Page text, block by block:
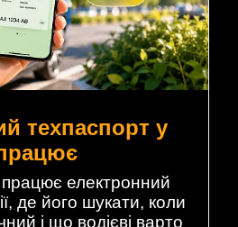
техпаспорт у
працює
електронний
де його шукати, коли
і що водієві варто